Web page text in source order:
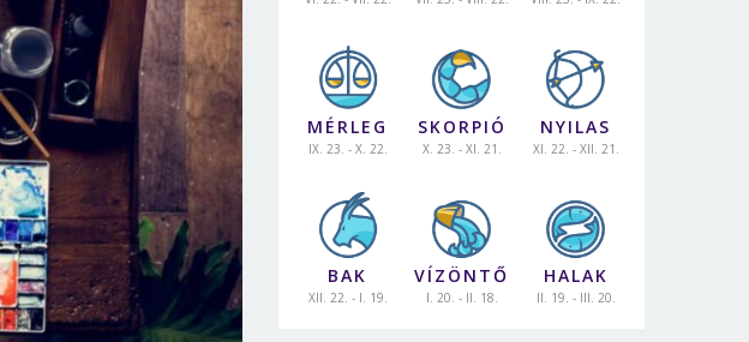
MÉRLEG
IX. 23. - X. 22.
SKORPIÓ
X. 23. - XI. 21.
NYILAS
XI. 22. - XII. 21.
BAK
XII. 22. - I. 19.
VÍZÖNTŐ
I. 20. - II. 18.
HALAK
II. 19. - III. 20.